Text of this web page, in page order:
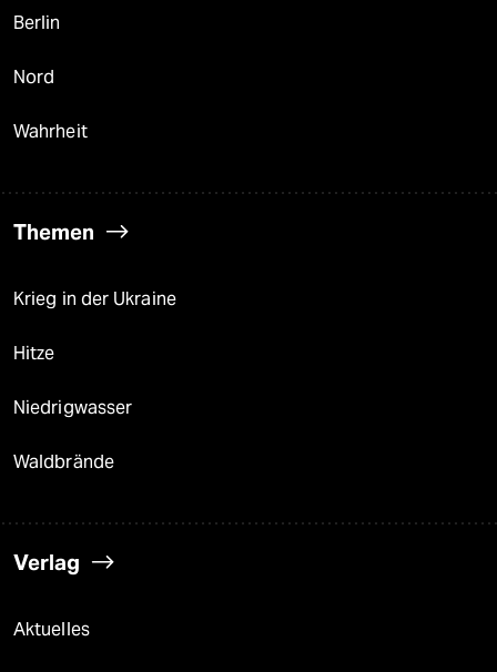
Berlin
Nord
Wahrheit
Themen
Krieg in der Ukraine
Hitze
Niedrigwasser
Waldbrände
Verlag
Aktuelles